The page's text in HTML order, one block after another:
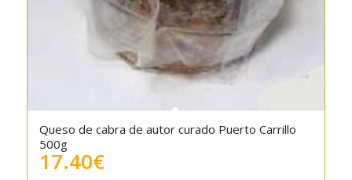
Queso de cabra de autor curado Puerto Carrillo
500g
17.40€